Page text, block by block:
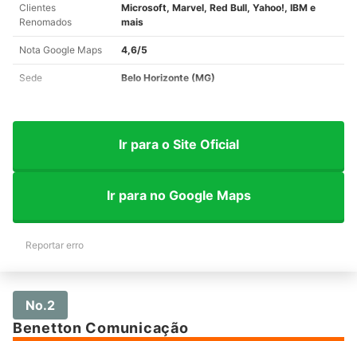
Clientes
Renomados
Microsoft, Marvel, Red Bull, Yahoo!, IBM e
mais
Nota Google Maps 4,6/5
Sede Belo Horizonte (MG)
Ir para o Site Oficial
Ir para no Google Maps
Reportar erro
No.2
Benetton Comunicação